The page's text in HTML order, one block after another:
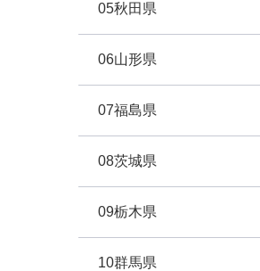
05秋田県
06山形県
07福島県
08茨城県
09栃木県
10群馬県